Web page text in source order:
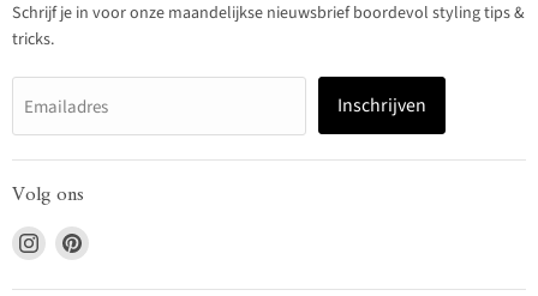
Schrijf je in voor onze maandelijkse nieuwsbrief boordevol styling tips &
tricks.
Emailadres Inschrijven
Volg ons
Vind
ons
Vind